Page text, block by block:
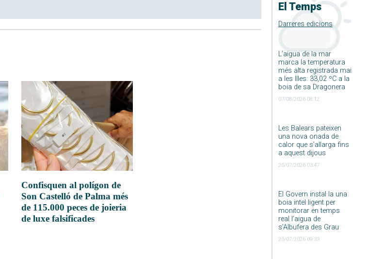
El Temps
Darreres edicions
L’aigua de la mar
marca la temperatura
més alta registrada mai
a les Illes: 33,02 ºC a la
boia de sa Dragonera
07/08/2026 08:12
Les Balears pateixen
una nova onada de
calor que s’allarga fins
a aquest dijous
20/07/2026 03:47
El Govern instal·la una
boia intel·ligent per
monitorar en temps
real l’aigua de
s’Albufera des Grau
20/07/2026 09:33
Confisquen al polígon de
Son Castelló de Palma més
de 115.000 peces de joieria
de luxe falsificades